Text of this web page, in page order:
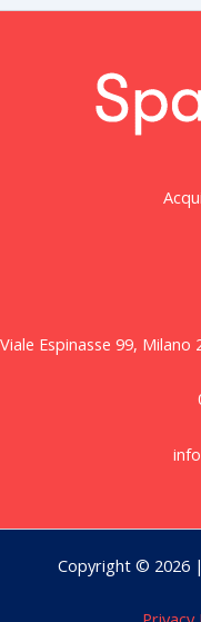
Viale Espinasse 99, Milano
Copyright © 2026